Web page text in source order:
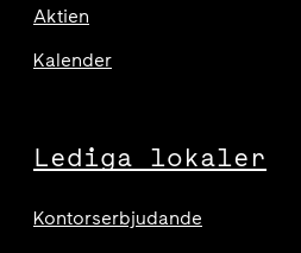
Aktien
Kalender
Lediga lokaler
Kontorserbjudande